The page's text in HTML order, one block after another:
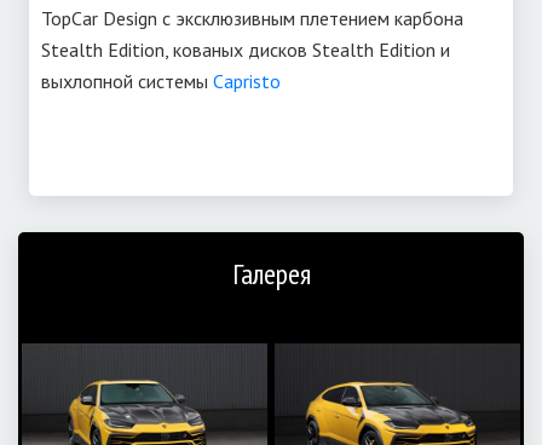
TopCar Design с эксклюзивным плетением карбона
Stealth Edition, кованых дисков Stealth Edition и
выхлопной системы Capristo
Галерея